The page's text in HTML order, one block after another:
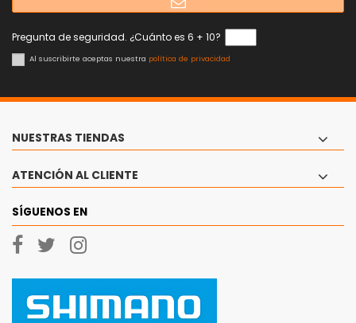
Pregunta de seguridad. ¿Cuánto es 6 + 10?
Al suscribirte aceptas nuestra política de privacidad
NUESTRAS TIENDAS
ATENCIÓN AL CLIENTE
SÍGUENOS EN